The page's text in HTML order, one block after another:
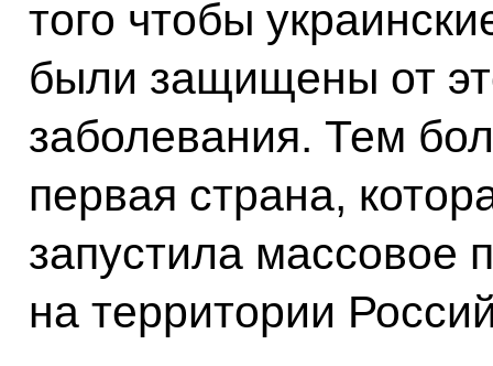
того чтобы
были защищены от
заболевания. Тем
первая страна,
запустила массовое
на территории